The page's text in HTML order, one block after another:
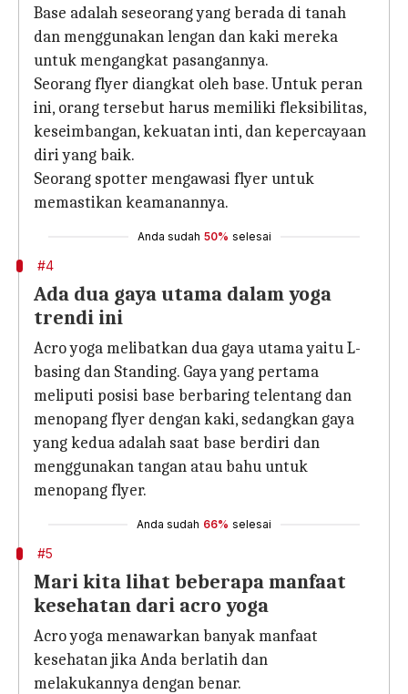
Base adalah seseorang yang berada di tanah
dan menggunakan lengan dan kaki mereka
untuk mengangkat pasangannya.
Seorang flyer diangkat oleh base. Untuk peran
ini, orang tersebut harus memiliki fleksibilitas,
keseimbangan, kekuatan inti, dan kepercayaan
diri yang baik.
Seorang spotter mengawasi flyer untuk
memastikan keamanannya.
Anda sudah 50% selesai
#4
Ada dua gaya utama dalam yoga
trendi ini
Acro yoga melibatkan dua gaya utama yaitu L-
basing dan Standing. Gaya yang pertama
meliputi posisi base berbaring telentang dan
menopang flyer dengan kaki, sedangkan gaya
yang kedua adalah saat base berdiri dan
menggunakan tangan atau bahu untuk
menopang flyer.
Anda sudah 66% selesai
#5
Mari kita lihat beberapa manfaat
kesehatan dari acro yoga
Acro yoga menawarkan banyak manfaat
kesehatan jika Anda berlatih dan
melakukannya dengan benar.